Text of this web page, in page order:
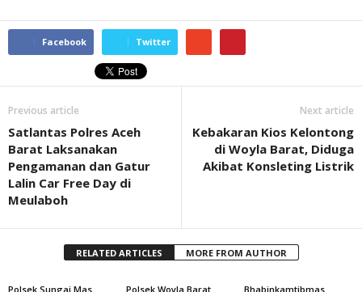
Facebook Twitter
Previous article
Satlantas Polres Aceh
Barat Laksanakan
Pengamanan dan Gatur
Lalin Car Free Day di
Meulaboh
Next article
Kebakaran Kios Kelontong
di Woyla Barat, Diduga
Akibat Konsleting Listrik
RELATED ARTICLES MORE FROM AUTHOR
Polsek Sungai Mas Polsek Woyla Barat Bhabinkamtibmas